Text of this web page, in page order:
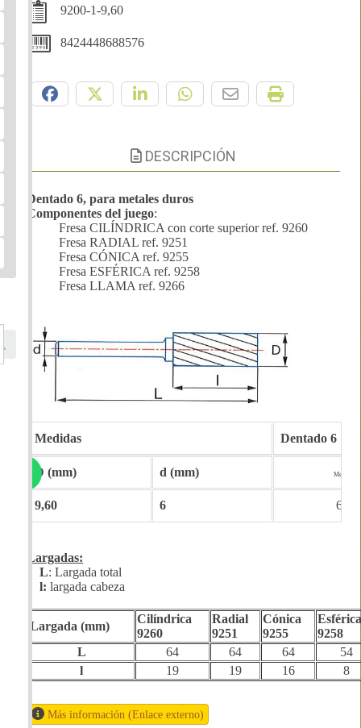
9200-1-9,60
8424448688576
DESCRIPCIÓN
Dentado 6, para metales duros
Componentes del juego:
Fresa CILÍNDRICA con corte superior ref. 9260
Fresa RADIAL ref. 9251
Fresa CÓNICA ref. 9255
Fresa ESFÉRICA ref. 9258
Fresa LLAMA ref. 9266
Medidas Dentado 6
D (mm) d (mm) Metales
9,60 6
Largadas:
L: Largada total
l: largada cabeza
Largada (mm)
Cilíndrica
9260
Radial
9251
Cónica
9255
Esférica
9258
L
64 64 64
54
l
19 19 16 8
Más información (Enlace externo)